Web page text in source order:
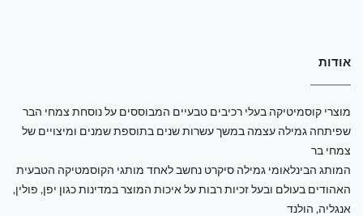
אודות
מוצרי קוסמיטיקה בעלי רכיבים טבעיים המבוססים על נוסחת צמחי הבר
שפיתחה גמילה עצמה במשך עשרות שנים בתוספת שמנים ומיצויים של
צמחי בר
המותג הבינלאומי גמילה סיקרט נחשב לאחד מותגי הקוסמטיקה הטבעית
האהודים בעולם ובעל זכיות רבות על איכות המוצר במדינות כגון יפן, פולין,
אנגליה, הולנד